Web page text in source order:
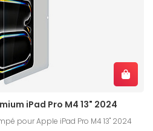
iPad Pro M4 13" 2024
pour Apple iPad Pro M4 13" 2024